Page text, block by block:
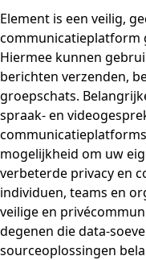
Element is een veilig,
communicatieplatform
Hiermee kunnen
berichten verzenden,
groepschats.
spraak- en
mogelijkheid om uw
verbeterde privacy en
individuen, teams en
veilige en
degenen die data-
sourceoplossingen